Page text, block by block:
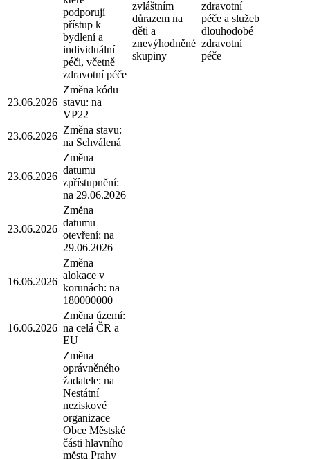
podporují
přístup k
bydlení a
individuální
péči, včetně
zdravotní péče
zvláštním
důrazem na
děti a
znevýhodněné
skupiny
zdravotní
péče a služeb
dlouhodobé
zdravotní
péče
23.06.2026
Změna kódu
stavu: na
VP22
23.06.2026
Změna stavu:
na Schválená
23.06.2026
Změna
datumu
zpřístupnění:
na 29.06.2026
23.06.2026
Změna
datumu
otevření: na
29.06.2026
16.06.2026
Změna
alokace v
korunách: na
180000000
16.06.2026
Změna území:
na celá ČR a
EU
Změna
oprávněného
žadatele: na
Nestátní
neziskové
organizace
Obce Městské
části hlavního
města Prahy